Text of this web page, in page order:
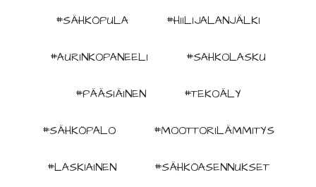
#SÄHKÖPULA #HIILIJALANJÄLKI
#AURINKOPANEELI #SAHKOLASKU
#PÄÄSIÄINEN #TEKOÄLY
#SÄHKÖPALO #MOOTTORILÄMMITYS
#LASKIAINEN #SÄHKÖASENNUKSET